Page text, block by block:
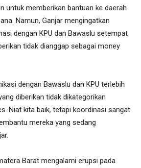
untuk memberikan bantuan ke daerah
Namun, Ganjar mengingatkan
dengan KPU dan Bawaslu setempat
tidak dianggap sebagai money
dengan Bawaslu dan KPU terlebih
diberikan tidak dikategorikan
Niat kita baik, tetapi koordinasi sangat
mereka yang sedang
Barat mengalami erupsi pada